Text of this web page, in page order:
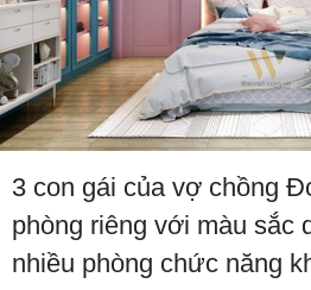
3 con gái của vợ chồng
phòng riêng với màu sắc
nhiều phòng chức năng